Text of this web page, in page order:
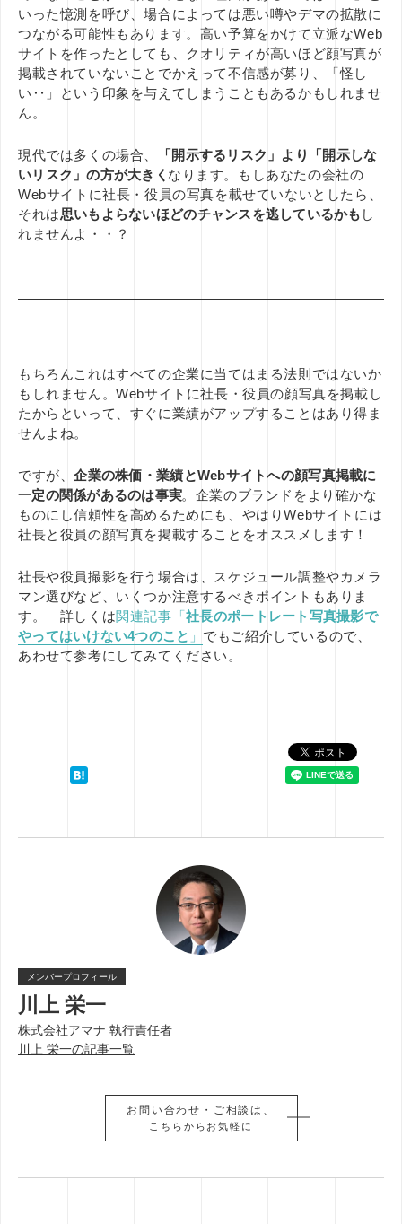
いった憶測を呼び、場合によっては悪い噂やデマの拡散に
つながる可能性もあります。高い予算をかけて立派なWeb
サイトを作ったとしても、クオリティが高いほど顔写真が
掲載されていないことでかえって不信感が募り、「怪し
い‥」という印象を与えてしまうこともあるかもしれませ
ん。
現代では多くの場合、
「開示するリスク」より「開示しな
いリスク」の方が大きく なります。もしあなたの会社の
Webサイトに社長・役員の写真を載せていないとしたら、
それは思いもよらないほどのチャンスを逃しているかも し
れませんよ・・？
もちろんこれはすべての企業に当てはまる法則ではないか
もしれません。Webサイトに社長・役員の顔写真を掲載し
たからといって、すぐに業績がアップすることはあり得ま
せんよね。
ですが、企業の株価・業績とWebサイトへの顔写真掲載に
一定の関係があるのは事実。企業のブランドをより確かな
ものにし信頼性を高めるためにも、やはりWebサイトには
社長と役員の顔写真を掲載することをオススメします！
社長や役員撮影を行う場合は、スケジュール調整やカメラ
マン選びなど、いくつか注意するべきポイントもありま
す。 詳しくは関連記事「社長のポートレート写真撮影で
やってはいけない4つのこと 」 でもご紹介しているので、
あわせて参考にしてみてください。
メンバープロフィール
川上 栄一
株式会社アマナ 執行責任者
川上 栄一の記事一覧
お問い合わせ・ご相談は、
こちらからお気軽に
お問い合わせ・ご相談は、
こちらからお気軽に